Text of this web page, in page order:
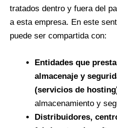
tratados dentro y fuera del
a esta empresa. En este
puede ser compartida con:
Entidades que
almacenaje y
(servicios de
almacenamiento y
Distribuidores,